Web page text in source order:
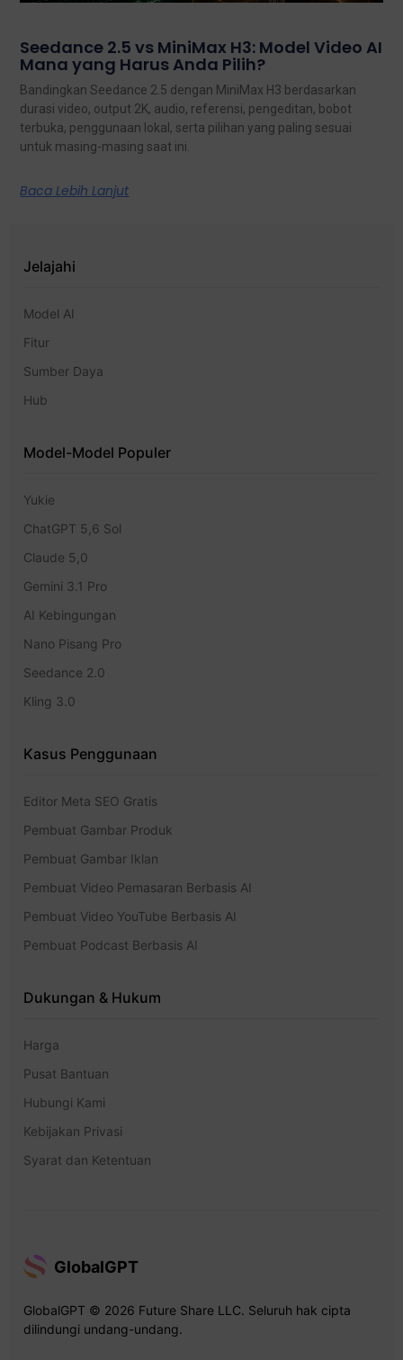
Seedance 2.5 vs MiniMax H3: Model Video AI
Mana yang Harus Anda Pilih?
Bandingkan Seedance 2.5 dengan MiniMax H3 berdasarkan
durasi video, output 2K, audio, referensi, pengeditan, bobot
terbuka, penggunaan lokal, serta pilihan yang paling sesuai
untuk masing-masing saat ini.
Baca Lebih Lanjut
Jelajahi
Model AI
Fitur
Sumber Daya
Hub
Model-Model Populer
Yukie
ChatGPT 5,6 Sol
Claude 5,0
Gemini 3.1 Pro
AI Kebingungan
Nano Pisang Pro
Seedance 2.0
Kling 3.0
Kasus Penggunaan
Editor Meta SEO Gratis
Pembuat Gambar Produk
Pembuat Gambar Iklan
Pembuat Video Pemasaran Berbasis AI
Pembuat Video YouTube Berbasis AI
Pembuat Podcast Berbasis AI
Dukungan & Hukum
Harga
Pusat Bantuan
Hubungi Kami
Kebijakan Privasi
Syarat dan Ketentuan
GlobalGPT
GlobalGPT © 2026 Future Share LLC. Seluruh hak cipta
dilindungi undang-undang.